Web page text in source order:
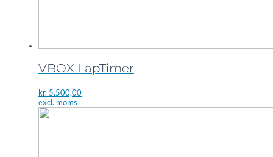
VBOX LapTimer
kr. 5.500,00
excl. moms